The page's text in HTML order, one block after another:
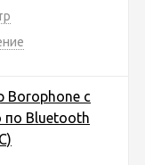
Borophone с
по Bluetooth